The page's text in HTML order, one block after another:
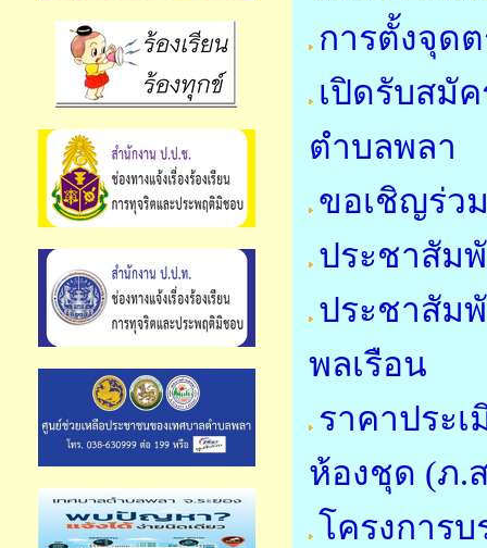
การตั้งจุด
เปิดรับสมั
ตำบลพลา
ขอเชิญร่ว
ประชาสัม
ประชาสัม
พลเรือน
ราคาประ
ห้องชุด (ภ.
โครงการ